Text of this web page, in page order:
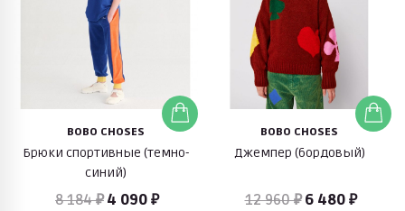
BOBO CHOSES
Брюки спортивные (темно-
синий)
8 184 ₽ 4 090 ₽
BOBO CHOSES
Джемпер (бордовый)
12 960 ₽ 6 480 ₽